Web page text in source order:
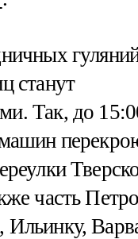
станут
Так, до
часть